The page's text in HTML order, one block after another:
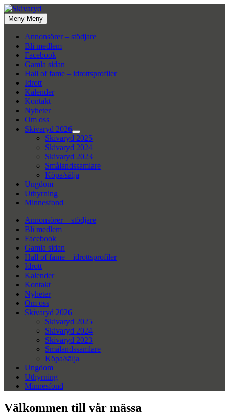
Hoppa
till
innehåll
Meny Meny
Annonsörer – stödjare
Bli medlem
Facebook
Gamla sidan
Hall of fame – idrottsprofiler
Idrott
Kalender
Kontakt
Nyheter
Om oss
Skivaryd 2026
Visa
undermeny
Skivaryd 2025
Skivaryd 2024
Skivaryd 2023
Smålandssamlare
Köpa/sälja
Ungdom
Uthyrning
Minnesfond
Annonsörer – stödjare
Bli medlem
Facebook
Gamla sidan
Hall of fame – idrottsprofiler
Idrott
Kalender
Kontakt
Nyheter
Om oss
Skivaryd 2026
Skivaryd 2025
Skivaryd 2024
Skivaryd 2023
Smålandssamlare
Köpa/sälja
Ungdom
Uthyrning
Minnesfond
Välkommen till vår mässa